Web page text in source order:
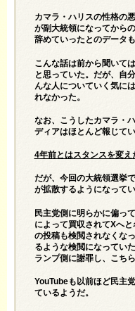
カマラ・ハリスの性格の
が副大統領になってから
辞めていったとのデータも
こんな話は前から聞いて
と思っていた。だが、自
んな人についていく気に
れなかった。
なお、こうしたカマラ・
ディアはほとんど報じてい
4年前とはスタンスを変え
だが、今回の大統領選挙
が拡散するようになってい
民主党側に明らかに偏っ
によって買収されてXへ
の投稿も検閲されなくな
るような検閲になってい
ランプ側に謝罪し、こち
YouTubeも以前ほど民主
ているようだ。